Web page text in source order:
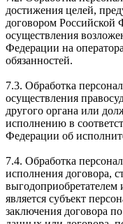
достижения целей,
договором Российской
осуществления
Федерации на
обязанностей.
7.3. Обработка
осуществления
другого органа или
исполнению в
Федерации об
7.4. Обработка
исполнения договора,
является субъект
заключения договора